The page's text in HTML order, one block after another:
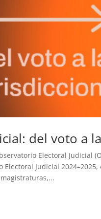
del voto a
Electoral Judicial
Electoral Judicial